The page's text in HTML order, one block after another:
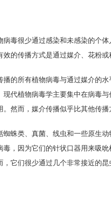
病毒很少通过感染和未感染的个
的传播方式是通过媒介、花粉或
播的所有植物病毒与通过媒介的
现代植物病毒学主要集中在病毒
。然而，媒介传播似乎比其他传
蜘蛛类、真菌、线虫和一些原生
毒，因为它们的针状口器用来吸
它们很少通过几个非常接近的昆